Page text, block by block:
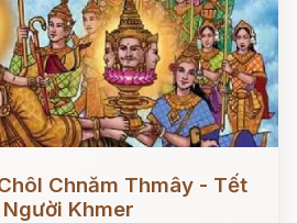
Chnăm Thmây - Tết
Khmer